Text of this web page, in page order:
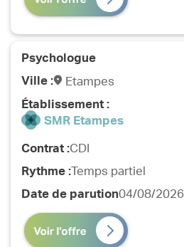
Psychologue
Ville :
Etampes
Établissement :
SMR Etampes
Contrat :CDI
Rythme :Temps partiel
Date de parution04/08/2026
Connectez-vous sur l'application